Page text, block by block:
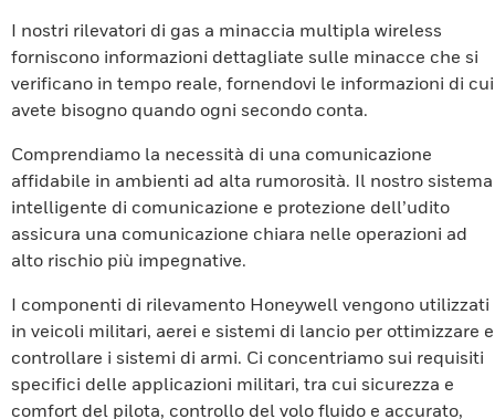
I nostri rilevatori di gas a minaccia multipla wireless
forniscono informazioni dettagliate sulle minacce che si
verificano in tempo reale, fornendovi le informazioni di cui
avete bisogno quando ogni secondo conta.
Comprendiamo la necessità di una comunicazione
affidabile in ambienti ad alta rumorosità. Il nostro sistema
intelligente di comunicazione e protezione dell’udito
assicura una comunicazione chiara nelle operazioni ad
alto rischio più impegnative.
I componenti di rilevamento Honeywell vengono utilizzati
in veicoli militari, aerei e sistemi di lancio per ottimizzare e
controllare i sistemi di armi. Ci concentriamo sui requisiti
specifici delle applicazioni militari, tra cui sicurezza e
comfort del pilota, controllo del volo fluido e accurato,